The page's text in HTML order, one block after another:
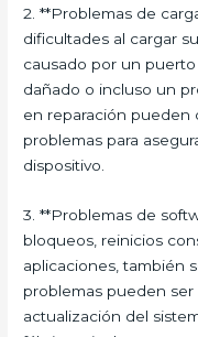
2. **Problemas de
dificultades al cargar
causado por un
dañado o incluso un
en reparación pueden
problemas para
dispositivo.
3. **Problemas de
bloqueos, reinicios
aplicaciones, también
problemas pueden
actualización del